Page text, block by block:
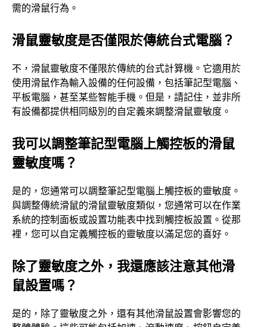
需的滑鼠行為。
滑鼠靈敏度是否僅限於傳統台式電腦？
不，滑鼠靈敏度不僅限於傳統的台式計算機。它適用於
使用滑鼠作為輸入設備的任何設備，包括筆記型電腦、
平板電腦，甚至某些智能手機。但是，請記住，並非所
有設備都提供相同級別的自定義來調整滑鼠靈敏度。
我可以調整筆記型電腦上觸控板的滑鼠
靈敏度嗎？
是的，您通常可以調整筆記型電腦上觸控板的靈敏度。
與調整傳統滑鼠的滑鼠靈敏度類似，您通常可以在作業
系統的控制面板或設置功能表中找到觸控板設置。從那
裡，您可以自定義觸控板的靈敏度以滿足您的喜好。
除了靈敏度之外，我還應該注意其他滑
鼠設置嗎？
是的，除了靈敏度之外，還有其他滑鼠設置會影響您的